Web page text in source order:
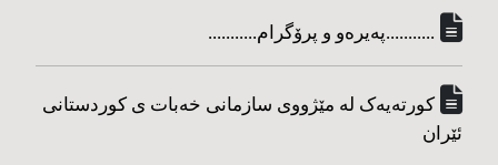
...........په‌یره‌و و پرۆگرام...........
کورته‌یه‌ک له مێژووی سازمانی خه‌بات ی کوردستانی
ئێران